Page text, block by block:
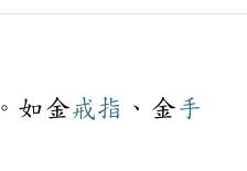
。如金戒指 、金手